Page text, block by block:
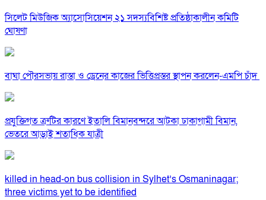
সিলেট মিউজিক অ্যাসোসিয়েশন ২১ সদস্যবিশিষ্ট প্রতিষ্ঠাকালীন কমিটি
ঘোষণা
বাঘা পৌরসভায় রাস্তা ও ড্রেনের কাজের ভিত্তিপ্রস্তর স্থাপন করলেন-এমপি চাঁদ
প্রযুক্তিগত ত্রুটির কারণে ইতালি বিমানবন্দরে আটকা ঢাকাগামী বিমান,
ভেতরে আড়াই শতাধিক যাত্রী
killed in head-on bus collision in Sylhet’s Osmaninagar;
three victims yet to be identified